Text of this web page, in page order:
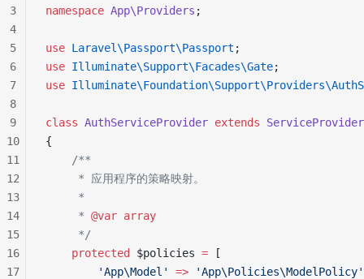
namespace App\Providers ;
use Laravel\Passport\Passport ;
use Illuminate\Support\Facades\Gate;
use
class AuthServiceProvider extends ServiceProvider
{
    /**
     * 应用程序的策略映射。
     *
     *
@var array
     */
    protected
$policies = [
        'App\Model'
=> 'App\Policies\ModelPolicy'
3
4
5
6
7
8
9
10
11
12
13
14
15
16
17